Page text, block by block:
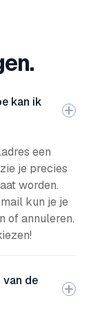
kan ik
een
je precies
worden.
kun je je
of annuleren.
van de